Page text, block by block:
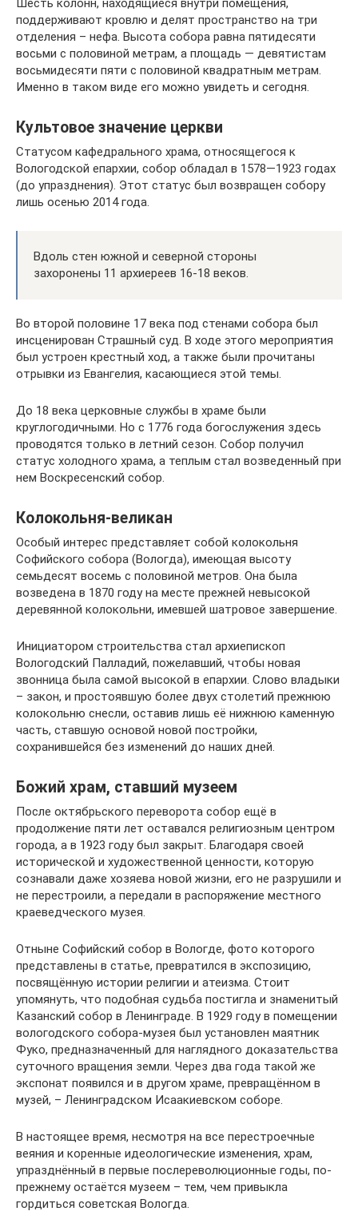
поддерживают кровлю и делят пространство на три
отделения – нефа. Высота собора равна пятидесяти
восьми с половиной метрам, а площадь — девятистам
восьмидесяти пяти с половиной квадратным метрам.
Именно в таком виде его можно увидеть и сегодня.
Культовое значение церкви
Статусом кафедрального храма, относящегося к
Вологодской епархии, собор обладал в 1578—1923 годах
(до упразднения). Этот статус был возвращен собору
лишь осенью 2014 года.
Вдоль стен южной и северной стороны
захоронены 11 архиереев 16-18 веков.
Во второй половине 17 века под стенами собора был
инсценирован Страшный суд. В ходе этого мероприятия
был устроен крестный ход, а также были прочитаны
отрывки из Евангелия, касающиеся этой темы.
До 18 века церковные службы в храме были
круглогодичными. Но с 1776 года богослужения здесь
проводятся только в летний сезон. Собор получил
статус холодного храма, а теплым стал возведенный при
нем Воскресенский собор.
Колокольня-великан
Особый интерес представляет собой колокольня
Софийского собора (Вологда), имеющая высоту
семьдесят восемь с половиной метров. Она была
возведена в 1870 году на месте прежней невысокой
деревянной колокольни, имевшей шатровое завершение.
Инициатором строительства стал архиепископ
Вологодский Палладий, пожелавший, чтобы новая
звонница была самой высокой в епархии. Слово владыки
– закон, и простоявшую более двух столетий прежнюю
колокольню снесли, оставив лишь её нижнюю каменную
часть, ставшую основой новой постройки,
сохранившейся без изменений до наших дней.
Божий храм, ставший музеем
После октябрьского переворота собор ещё в
продолжение пяти лет оставался религиозным центром
города, а в 1923 году был закрыт. Благодаря своей
исторической и художественной ценности, которую
сознавали даже хозяева новой жизни, его не разрушили и
не перестроили, а передали в распоряжение местного
краеведческого музея.
Отныне Софийский собор в Вологде, фото которого
представлены в статье, превратился в экспозицию,
посвящённую истории религии и атеизма. Стоит
упомянуть, что подобная судьба постигла и знаменитый
Казанский собор в Ленинграде. В 1929 году в помещении
вологодского собора-музея был установлен маятник
Фуко, предназначенный для наглядного доказательства
суточного вращения земли. Через два года такой же
экспонат появился и в другом храме, превращённом в
музей, – Ленинградском Исаакиевском соборе.
В настоящее время, несмотря на все перестроечные
веяния и коренные идеологические изменения, храм,
упразднённый в первые послереволюционные годы, по-
прежнему остаётся музеем – тем, чем привыкла
гордиться советская Вологда.